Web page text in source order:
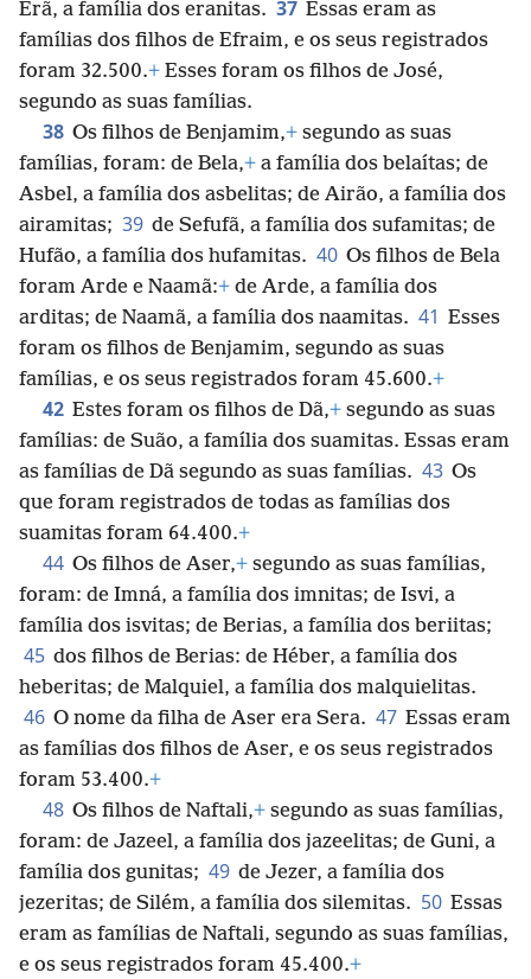
Erã, a família dos eranitas. 37 Essas eram as
famílias dos filhos de Efraim, e os seus registrados
foram 32.500.+ Esses foram os filhos de José,
segundo as suas famílias.
38 Os filhos de Benjamim,+ segundo as suas
famílias, foram: de Bela,+ a família dos belaítas; de
Asbel, a família dos asbelitas; de Airão, a família dos
airamitas; 39 de Sefufã, a família dos sufamitas; de
Hufão, a família dos hufamitas. 40 Os filhos de Bela
foram Arde e Naamã:+ de Arde, a família dos
arditas; de Naamã, a família dos naamitas. 41 Esses
foram os filhos de Benjamim, segundo as suas
famílias, e os seus registrados foram 45.600.+
42 Estes foram os filhos de Dã,+ segundo as suas
famílias: de Suão, a família dos suamitas. Essas eram
as famílias de Dã segundo as suas famílias. 43 Os
que foram registrados de todas as famílias dos
suamitas foram 64.400.+
44 Os filhos de Aser,+ segundo as suas famílias,
foram: de Imná, a família dos imnitas; de Isvi, a
família dos isvitas; de Berias, a família dos beriitas;
45 dos filhos de Berias: de Héber, a família dos
heberitas; de Malquiel, a família dos malquielitas.
46 O nome da filha de Aser era Sera. 47 Essas eram
as famílias dos filhos de Aser, e os seus registrados
foram 53.400.+
48 Os filhos de Naftali,+ segundo as suas famílias,
foram: de Jazeel, a família dos jazeelitas; de Guni, a
família dos gunitas; 49 de Jezer, a família dos
jezeritas; de Silém, a família dos silemitas. 50 Essas
eram as famílias de Naftali, segundo as suas famílias,
e os seus registrados foram 45.400.+